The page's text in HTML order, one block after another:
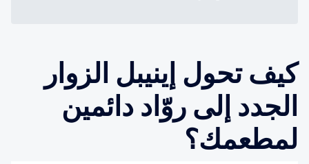
كيف تحول إينيبل الزوار
الجدد إلى روّاد دائمين
لمطعمك؟